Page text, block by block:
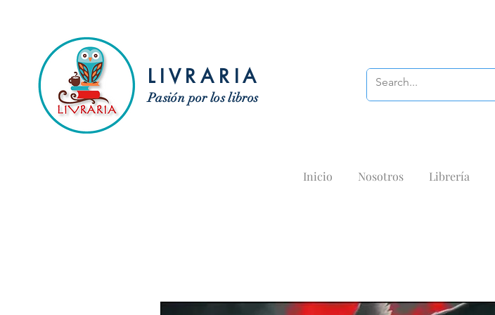
LIVRARIA
Pasión por los libros
Inicio Nosotros Librería